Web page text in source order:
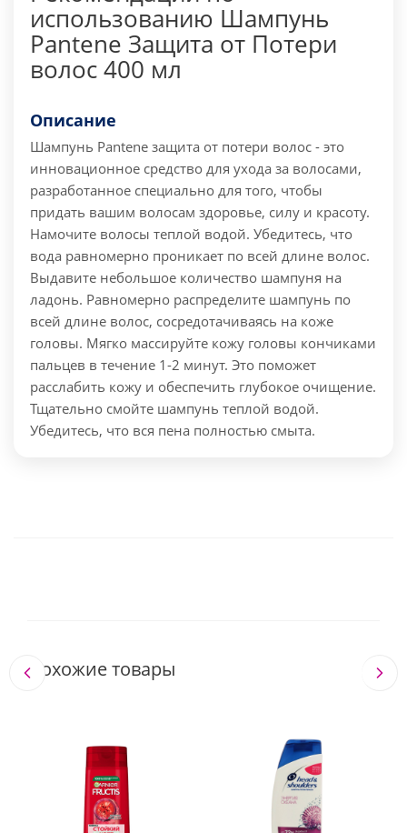
использованию Шампунь
Pantene Защита от Потери
волос 400 мл
Описание
Шампунь Pantene защита от потери волос - это
инновационное средство для ухода за волосами,
разработанное специально для того, чтобы
придать вашим волосам здоровье, силу и красоту.
Намочите волосы теплой водой. Убедитесь, что
вода равномерно проникает по всей длине волос.
Выдавите небольшое количество шампуня на
ладонь. Равномерно распределите шампунь по
всей длине волос, сосредотачиваясь на коже
головы. Мягко массируйте кожу головы кончиками
пальцев в течение 1-2 минут. Это поможет
расслабить кожу и обеспечить глубокое очищение.
Тщательно смойте шампунь теплой водой.
Убедитесь, что вся пена полностью смыта.
Похожие товары